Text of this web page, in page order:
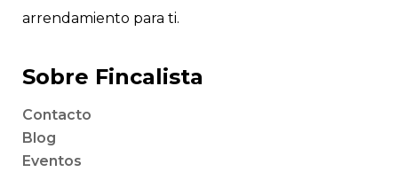
arrendamiento para ti.
Sobre Fincalista
Contacto
Blog
Eventos